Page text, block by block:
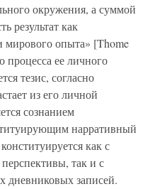
окружения, а суммой
результат как
мирового опыта» [Thome
процесса ее личного
тезис, согласно
из его личной
сознанием
нарративный
как с
так и с
дневниковых записей.